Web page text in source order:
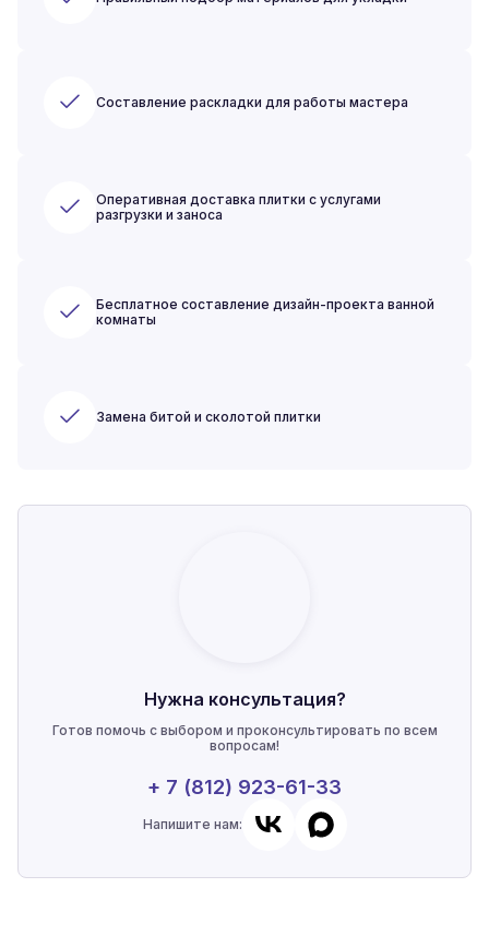
Составление раскладки для работы мастера
Оперативная доставка плитки с услугами
разгрузки и заноса
Бесплатное составление дизайн-проекта ванной
комнаты
Замена битой и сколотой плитки
Нужна консультация?
Готов помочь с выбором и проконсультировать по всем
вопросам!
+ 7 (812) 923-61-33
Напишите нам: